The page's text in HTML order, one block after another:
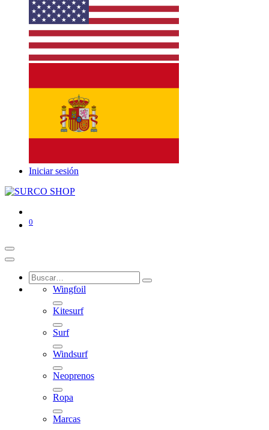
Iniciar sesión
0
Wingfoil
Kitesurf
Surf
Windsurf
Neoprenos
Ropa
Marcas